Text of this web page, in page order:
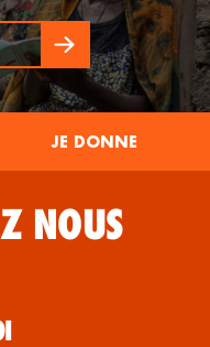
JE DONNE
NOUS